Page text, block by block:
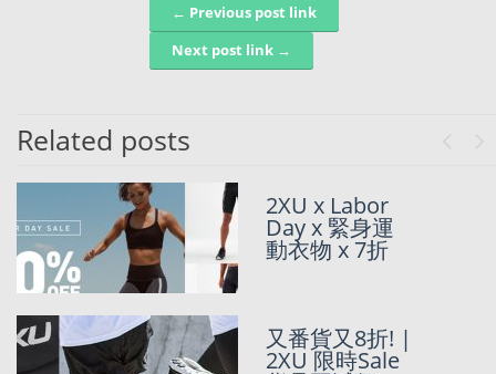
Post navigation← Previous post link
Next post link →
Related posts
為夏日運動做
準備! 2XU 5折
起Memorial
Day Sale
2XU 全網7折
Black Friday
2XU x Labor
Day x 緊身運
動衣物 x 7折
又番貨又8折! |
2XU 限時Sale